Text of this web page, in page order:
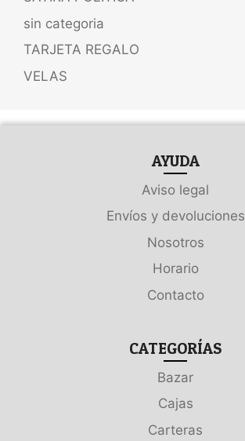
sin categoria
TARJETA REGALO
VELAS
AYUDA
Aviso legal
Envíos y devoluciones
Nosotros
Horario
Contacto
CATEGORÍAS
Bazar
Cajas
Carteras